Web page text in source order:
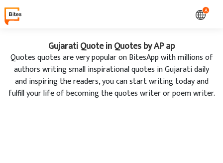
A
Gujarati Quote in Quotes by AP ap
Quotes quotes are very popular on BitesApp with millions of
authors writing small inspirational quotes in Gujarati daily
and inspiring the readers, you can start writing today and
fulfill your life of becoming the quotes writer or poem writer.